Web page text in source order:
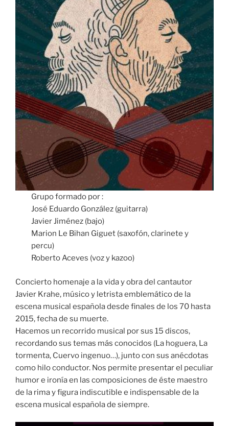
Grupo formado por :
José Eduardo González (guitarra)
Javier Jiménez (bajo)
Marion Le Bihan Giguet (saxofón, clarinete y
percu)
Roberto Aceves (voz y kazoo)
Concierto homenaje a la vida y obra del cantautor
Javier Krahe, músico y letrista emblemático de la
escena musical española desde finales de los 70 hasta
2015, fecha de su muerte.
Hacemos un recorrido musical por sus 15 discos,
recordando sus temas más conocidos (La hoguera, La
tormenta, Cuervo ingenuo…), junto con sus anécdotas
como hilo conductor. Nos permite presentar el peculiar
humor e ironía en las composiciones de éste maestro
de la rima y figura indiscutible e indispensable de la
escena musical española de siempre.